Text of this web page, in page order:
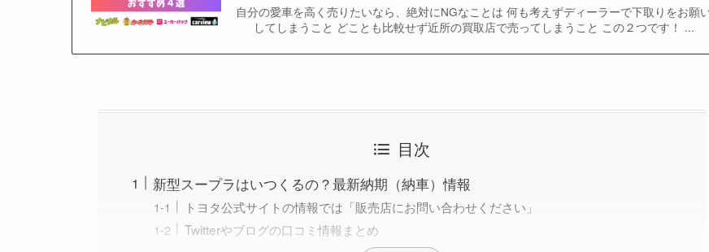
自分の愛車を高く売りたいなら、絶対にNGなことは 何も考えずディーラーで下取りをお願
してしまうこと どことも比較せず近所の買取店で売ってしまうこと この２つです！ ...
目次
新型スープラはいつくるの？最新納期（納車）情報
トヨタ公式サイトの情報では「販売店にお問い合わせください」
Twitterやブログの口コミ情報まとめ